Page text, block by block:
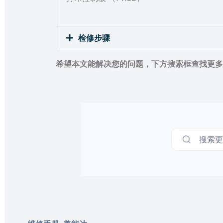
检修步骤
希望本文能解决您的问题，下方搜索框查找更
搜索